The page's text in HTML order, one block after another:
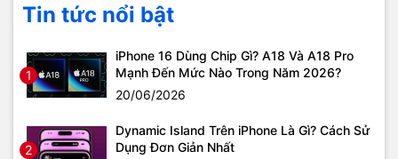
Tin tức nổi bật
1
iPhone 16 Dùng Chip Gì? A18 Và A18 Pro
Mạnh Đến Mức Nào Trong Năm 2026?
20/06/2026
2
Dynamic Island Trên iPhone Là Gì? Cách Sử
Dụng Đơn Giản Nhất